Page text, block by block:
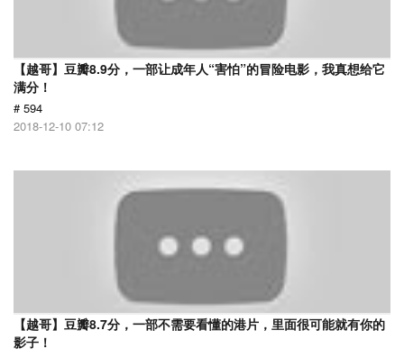
【越哥】豆瓣8.9分，一部让成年人“害怕”的冒险电影，我真想给它
满分！
# 594
2018-12-10 07:12
【越哥】豆瓣8.7分，一部不需要看懂的港片，里面很可能就有你的
影子！